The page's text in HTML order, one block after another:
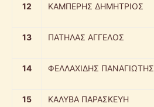
12 ΚΑΜΠΕΡΗΣ ΔΗΜΗΤΡΙΟΣ
13 ΠΑΤΗΛΑΣ ΑΓΓΕΛΟΣ
14 ΦΕΛΛΑΧΙΔΗΣ ΠΑΝΑΓΙΩΤΗΣ
15 ΚΑΛΥΒΑ ΠΑΡΑΣΚΕΥΗ